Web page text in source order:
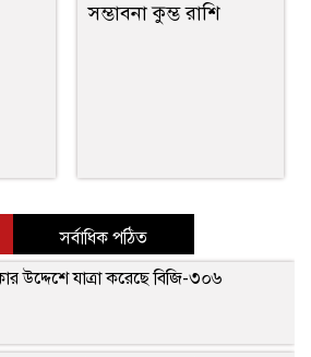
সম্ভাবনা কুম্ভ রাশি
সর্বাধিক পঠিত
উদ্দেশে যাত্রা করেছে বিজি-৩০৬